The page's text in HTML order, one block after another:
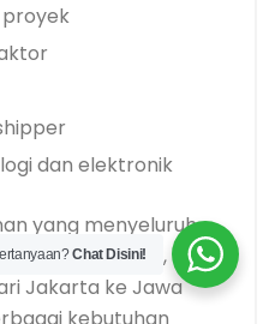
dan elektronik
yang menyeluruh
yang stabil,
Jakarta ke Jawa
kebutuhan
Chat Disini!